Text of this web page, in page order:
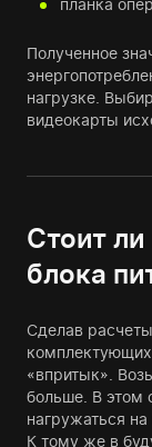
планка
Полученное
нагрузке.
видеокарты
Стоит
блока
Сделав
«впритык».
больше. В этом
нагружаться
К тому же в